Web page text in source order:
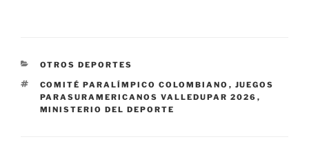
CATEGORÍAS
OTROS DEPORTES
ETIQUETAS
COMITÉ PARALÍMPICO COLOMBIANO , JUEGOS
PARASURAMERICANOS VALLEDUPAR 2026 ,
MINISTERIO DEL DEPORTE